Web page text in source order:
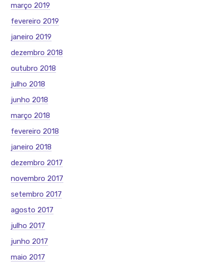
março 2019
fevereiro 2019
janeiro 2019
dezembro 2018
outubro 2018
julho 2018
junho 2018
março 2018
fevereiro 2018
janeiro 2018
dezembro 2017
novembro 2017
setembro 2017
agosto 2017
julho 2017
junho 2017
maio 2017